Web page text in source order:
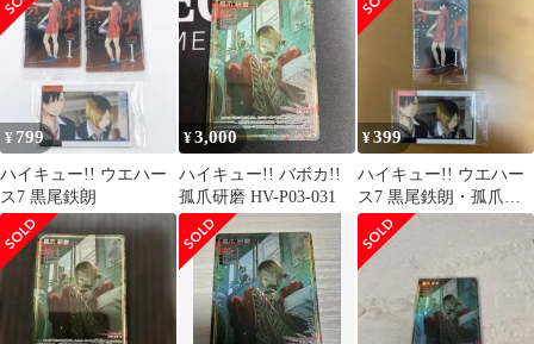
¥ 799
ハイキュー!! ウエハー
ス7 黒尾鉄朗
¥3,000
ハイキュー!! バボカ!!
孤爪研磨 HV-P03-031
¥399
ハイキュー!! ウエハー
ス7 黒尾鉄朗・孤爪研
磨